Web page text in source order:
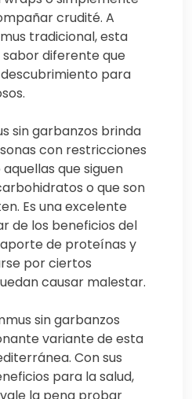
crudité. A
tradicional, esta
diferente que
para
sin garbanzos brinda
con restricciones
que siguen
o que son
Es una excelente
de los beneficios del
de proteínas y
por ciertos
causar malestar.
sin garbanzos
variante de esta
Con sus
para la salud,
la pena probar